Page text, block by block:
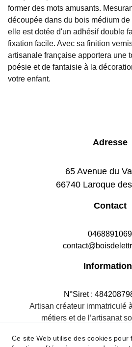
former des mots amusants.
découpée dans du bois médium de
elle est dotée d'un adhésif double
fixation facile. Avec sa finition
artisanale française apportera une
poésie et de fantaisie à la
votre enfant.
Adresse
65 Avenue du
66740 Laroque
Contact
0468891069
N°Siret :
Artisan créateur immatriculé
métiers et de l’artisanat
Ce site Web utilise des cookies pour